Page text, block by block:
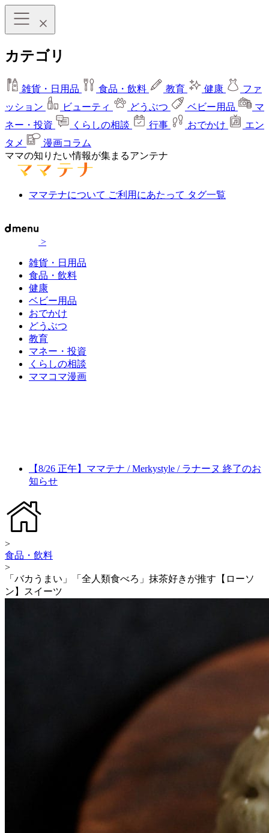
カテゴリ
雑貨・日用品 食品・飲料 教育 健康
ファ
ッション
ビューティ どうぶつ ベビー用品
マ
ネー・投資
くらしの相談 行事 おでかけ
エン
タメ
漫画コラム
ママの知りたい情報が集まるアンテナ
ママテナについて ご利用にあたって タグ一覧
>
雑貨・日用品
食品・飲料
健康
ベビー用品
おでかけ
どうぶつ
教育
マネー・投資
くらしの相談
ママコマ漫画
【8/26 正午】ママテナ / Merkystyle / ラナーヌ 終了のお
知らせ
>
食品・飲料
>
「バカうまい」「全人類食べろ」抹茶好きが推す【ローソ
ン】スイーツ